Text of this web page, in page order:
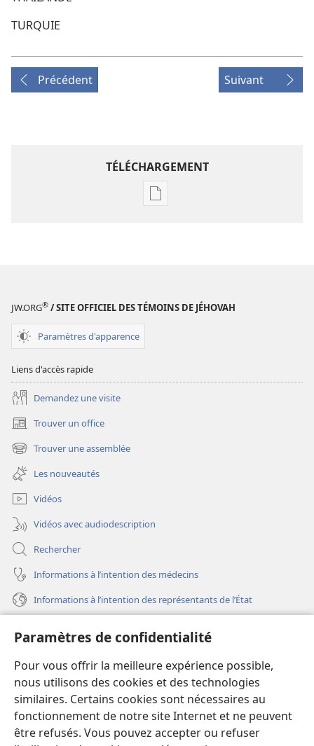
Paramètres de confidentialité
Pour vous offrir la meilleure expérience possible,
nous utilisons des cookies et des technologies
similaires. Certains cookies sont nécessaires au
fonctionnement de notre site Internet et ne peuvent
être refusés. Vous pouvez accepter ou refuser
TURQUIE
Précédent Suivant
TÉLÉCHARGEMENT
Options
Annuaire
Jéhovah
JW.ORG® / SITE OFFICIEL DES TÉMOINS DE JÉHOVAH
Paramètres d'apparence
Liens d'accès rapide
Demandez une visite
Trouver un office
(ouvre
une
nouvelle
fenêtre)
Trouver une assemblée
(ouvre
une
nouvelle
fenêtre)
Les nouveautés
Vidéos
Vidéos avec audiodescription
Rechercher
Informations à l’intention des médecins
Informations à l’intention des représentants de l’État
(ouvre
une
nouvelle
fenêtre)
Bibliothèque en ligne
(ouvre
une
nouvelleJW Hub®
(ouvre